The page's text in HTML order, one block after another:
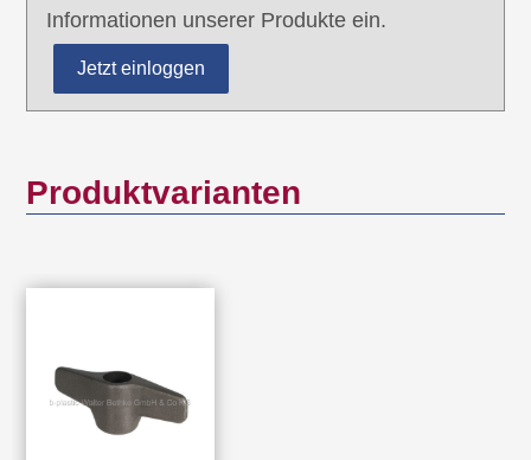
Informationen unserer Produkte ein.
Jetzt einloggen
Produktvarianten